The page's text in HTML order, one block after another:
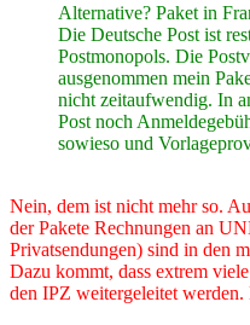
Alternative? Paket in
Die Deutsche Post ist
Postmonopols. Die
ausgenommen mein
nicht zeitaufwendig. In
Post noch
sowieso und
Nein, dem ist nicht mehr so.
der Pakete Rechnungen an
Privatsendungen) sind in den
Dazu kommt, dass extrem
den IPZ weitergeleitet